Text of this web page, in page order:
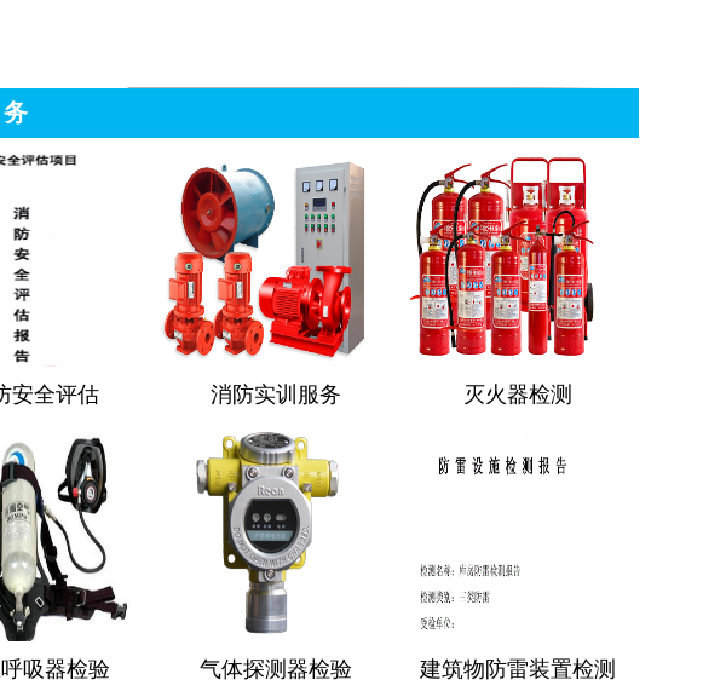
安全评估 消防实训服务 灭火器检测
吸器检验 气体探测器检验 建筑物防雷装置检测